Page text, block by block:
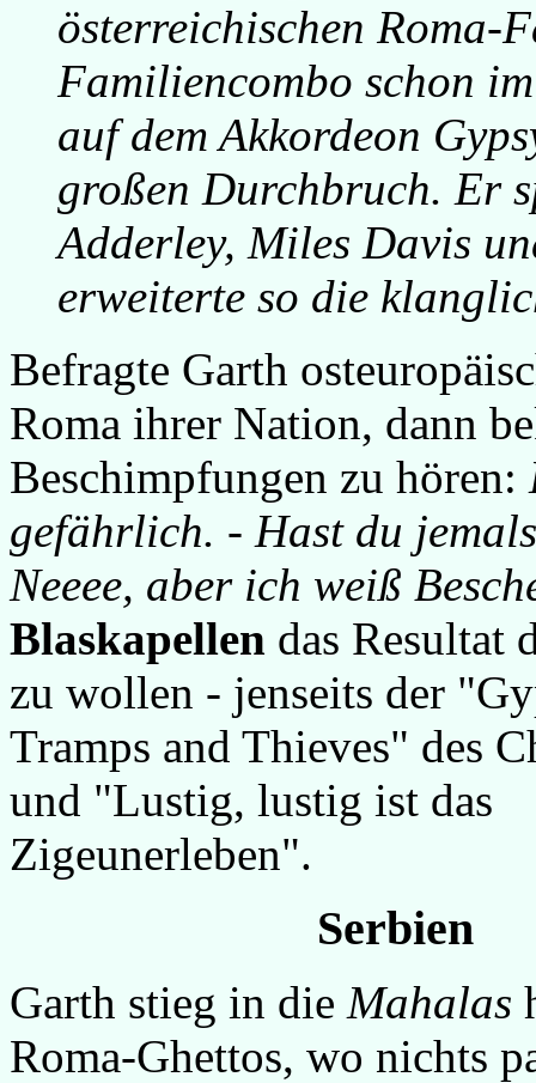
österreichischen Roma-
Familiencombo schon
auf dem Akkordeon
großen Durchbruch. Er
Adderley, Miles Davis
erweiterte so die
Befragte Garth
Roma ihrer Nation, dann
Beschimpfungen zu hören:
gefährlich. - Hast du
Neeee, aber ich weiß
Blaskapellen das Resultat
zu wollen - jenseits der
Tramps and Thieves" des
und "Lustig, lustig ist das
Zigeunerleben".
Serbien
Garth stieg in die Mahalas
Roma-Ghettos, wo nichts